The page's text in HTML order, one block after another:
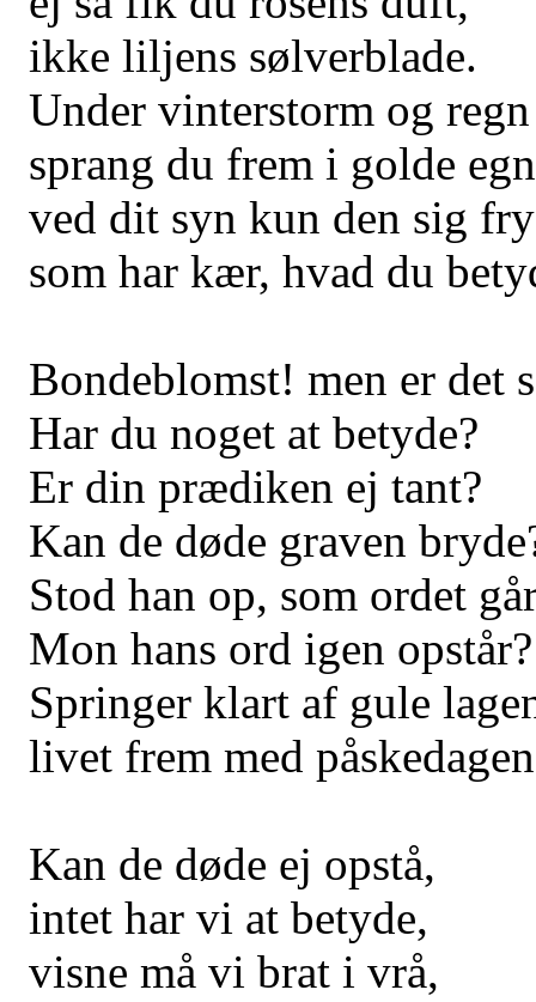
ikke liljens sølverblade.
Under vinterstorm og regn
sprang du frem i golde
ved dit syn kun den sig
som har kær, hvad du
Bondeblomst! men er det
Har du noget at betyde?
Er din prædiken ej tant?
Kan de døde graven
Stod han op, som ordet
Mon hans ord igen opstår?
Springer klart af gule
livet frem med
Kan de døde ej opstå,
intet har vi at betyde,
visne må vi brat i vrå,